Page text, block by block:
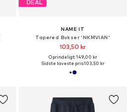
DEAL
NAME IT
Tapered Bukser 'NKMVIAN'
103,50 kr
Oprindeligt: 149,00 kr
Sidste laveste pris:103,50 kr